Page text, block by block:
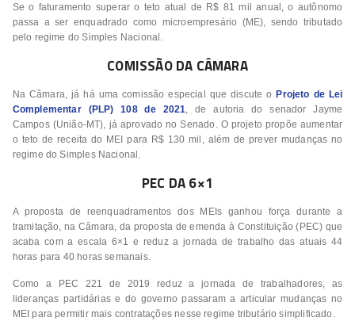
Se o faturamento superar o teto atual de R$ 81 mil anual, o autônomo
passa a ser enquadrado como microempresário (ME), sendo tributado
pelo regime do Simples Nacional.
COMISSÃO DA CÂMARA
Na Câmara, já há uma comissão especial que discute oProjeto de Lei
Complementar (PLP) 108 de 2021, de autoria do senador Jayme
Campos (União-MT), já aprovado no Senado. O projeto propõe aumentar
o teto de receita do MEI para R$ 130 mil, além de prever mudanças no
regime do Simples Nacional.
PEC DA 6×1
A proposta de reenquadramentos dos MEIs ganhou força durante a
tramitação, na Câmara, da proposta de emenda à Constituição (PEC) que
acaba com a escala 6×1 e reduz a jornada de trabalho das atuais 44
horas para 40 horas semanais.
Como a PEC 221 de 2019 reduz a jornada de trabalhadores, as
lideranças partidárias e do governo passaram a articular mudanças no
MEI para permitir mais contratações nesse regime tributário simplificado.